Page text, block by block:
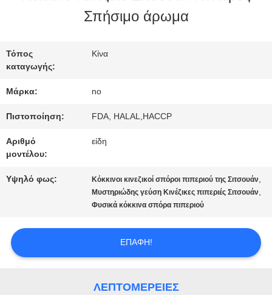
ΕΠΙΣΚΈΨΕΙΣ
ΕΡΓΟΣΤΆΣΙΟ
ΈΛΕΓΧΟΣ
ΕΠΙΚΟΙΝΩΝΉΣΤΕ
ΜΑΣ
Σπήσιμο άρωμα
Τόπος
καταγωγής:
Κίνα
Μάρκα: no
Πιστοποίηση: FDA, HALAL,HACCP
Αριθμό
μοντέλου:
είδη
Υψηλό φως: Κόκκινοι κινεζικοί σπόροι πιπεριού της Σιτσουάν,
Μυστηριώδης γεύση Κινέζικες πιπεριές Σιτσουάν,
Φυσικά κόκκινα σπόρα πιπεριού
ΕΠΑΦΉ!
ΛΕΠΤΟΜΈΡΕΙΕΣ